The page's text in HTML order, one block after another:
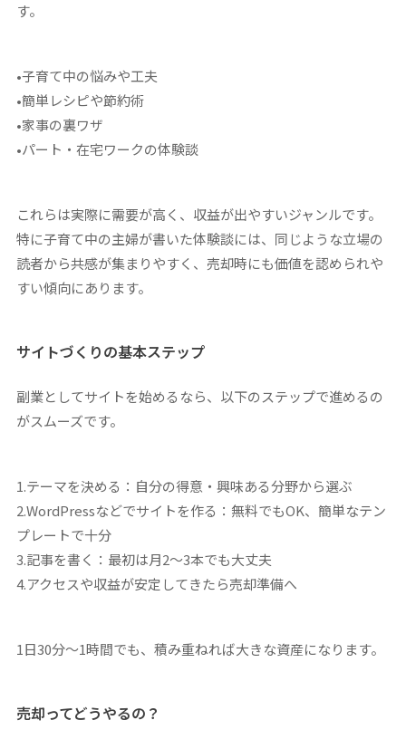
す。
•子育て中の悩みや工夫
•簡単レシピや節約術
•家事の裏ワザ
•パート・在宅ワークの体験談
これらは実際に需要が高く、収益が出やすいジャンルです。
特に子育て中の主婦が書いた体験談には、同じような立場の
読者から共感が集まりやすく、売却時にも価値を認められや
すい傾向にあります。
サイトづくりの基本ステップ
副業としてサイトを始めるなら、以下のステップで進めるの
がスムーズです。
1.テーマを決める：自分の得意・興味ある分野から選ぶ
2.WordPressなどでサイトを作る：無料でもOK、簡単なテン
プレートで十分
3.記事を書く：最初は月2〜3本でも大丈夫
4.アクセスや収益が安定してきたら売却準備へ
1日30分〜1時間でも、積み重ねれば大きな資産になります。
売却ってどうやるの？